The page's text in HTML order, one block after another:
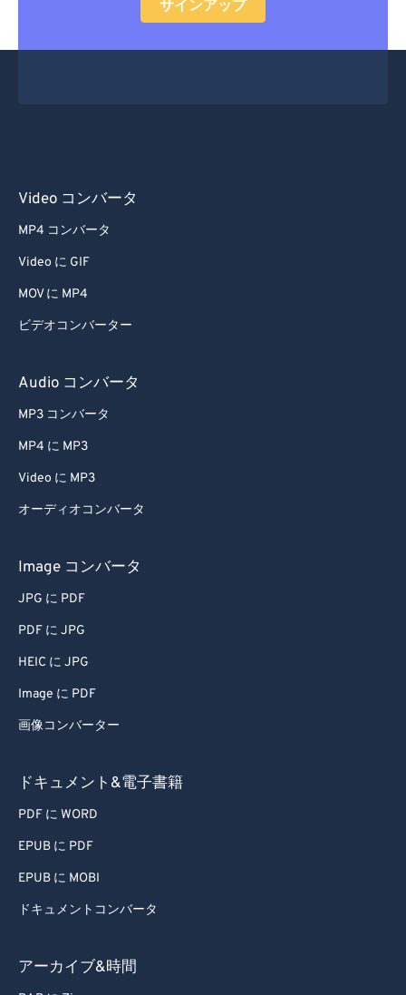
サインアップ
Video コンバータ
MP4 コンバータ
Video に GIF
MOV に MP4
ビデオコンバーター
Audio コンバータ
MP3 コンバータ
MP4 に MP3
Video に MP3
オーディオコンバータ
Image コンバータ
JPG に PDF
PDF に JPG
HEIC に JPG
Image に PDF
画像コンバーター
ドキュメント&電子書籍
PDF に WORD
EPUB に PDF
EPUB に MOBI
ドキュメントコンバータ
アーカイブ&時間